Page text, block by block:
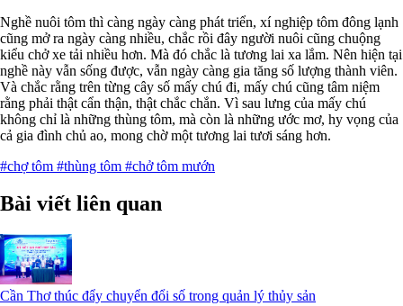
Nghề nuôi tôm thì càng ngày càng phát triển, xí nghiệp tôm đông lạnh
cũng mở ra ngày càng nhiều, chắc rồi đây người nuôi cũng chuộng
kiểu chở xe tải nhiều hơn. Mà đó chắc là tương lai xa lắm. Nên hiện tại
nghề này vẫn sống được, vẫn ngày càng gia tăng số lượng thành viên.
Và chắc rằng trên từng cây số mấy chú đi, mấy chú cũng tâm niệm
rằng phải thật cẩn thận, thật chắc chắn. Vì sau lưng của mấy chú
không chỉ là những thùng tôm, mà còn là những ước mơ, hy vọng của
cả gia đình chủ ao, mong chờ một tương lai tươi sáng hơn.
#chợ tôm #thùng tôm #chở tôm mướn
Bài viết liên quan
Cần Thơ thúc đẩy chuyển đổi số trong quản lý thủy sản